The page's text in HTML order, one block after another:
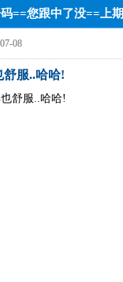
==您跟中了没==上
08
舒服..哈哈!
舒服..哈哈!